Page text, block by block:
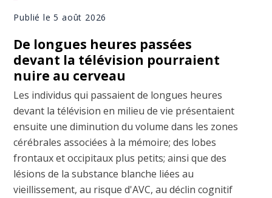
Publié le 5 août 2026
De longues heures passées
devant la télévision pourraient
nuire au cerveau
Les individus qui passaient de longues heures
devant la télévision en milieu de vie présentaient
ensuite une diminution du volume dans les zones
cérébrales associées à la mémoire; des lobes
frontaux et occipitaux plus petits; ainsi que des
lésions de la substance blanche liées au
vieillissement, au risque d'AVC, au déclin cognitif